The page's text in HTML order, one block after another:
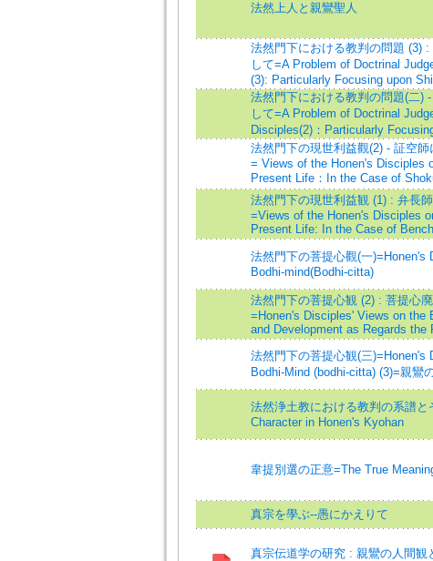
法然上人と親鸞聖人
法然門下における教判の問題 (3)
して=A Problem of Doctrinal
(3): Particularly Focusing upon
法然門下における教判の問題(二)
して=A Problem of Doctrinal
Disciples(2)：Particularly
法然門下の現世利益觀(2) - 証空
= Views of the Honen's Disciples
Present Life：In the Case of
法然門下の現世利益観 (1) : 弁長
=Views of the Honen's Disciples
Present Life: In the Case of
法然門下の菩提心觀(一)=Honen's
Bodhi-mind(Bodhi-citta)
法然門下の菩提心観 (2) : 菩提心
=Honen's Disciples' Views on the
and Development as Regards the
法然門下の菩提心観(三)=Honen's
Bodhi-Mind (bodhi-citta) (3)=親鸞
法然浄土教における教判の系譜
Character in Honen's Kyohan
韋提別選の正意=The True
真宗を學ぶ--愚にかえりて
真宗伝道学の研究 : 親鸞の人間観